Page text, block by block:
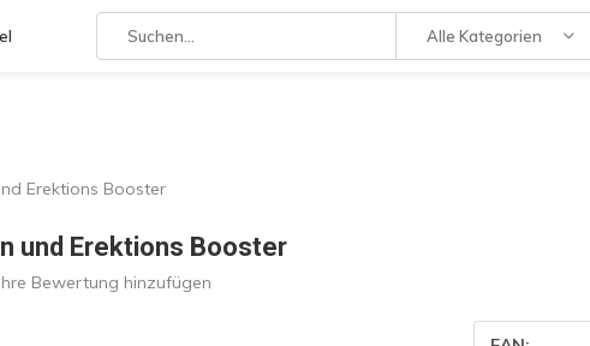
Alle Kategorien
Erektions Booster
und Erektions Booster
Ihre Bewertung hinzufügen